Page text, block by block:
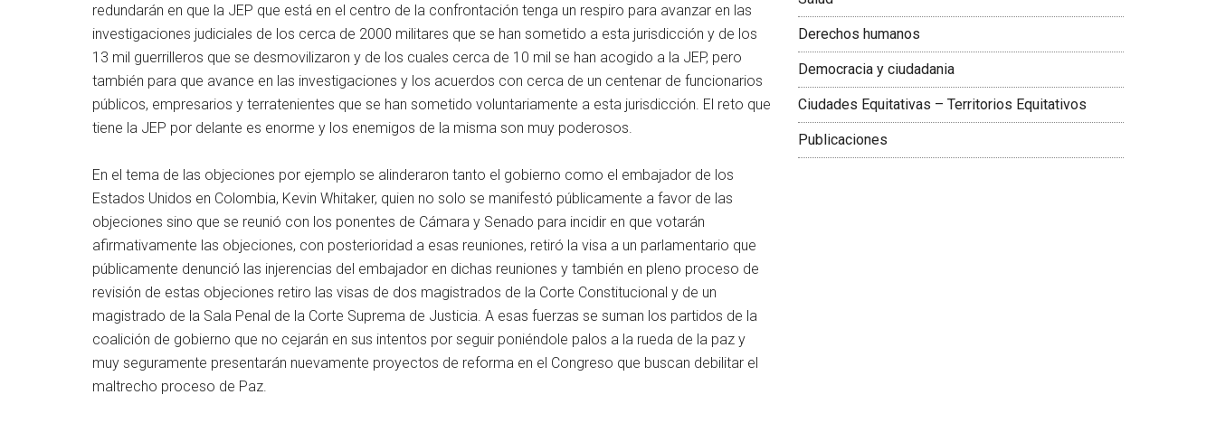
redundarán en que la JEP que está en el centro de la confrontación tenga un respiro para avanzar en las
investigaciones judiciales de los cerca de 2000 militares que se han sometido a esta jurisdicción y de los
13 mil guerrilleros que se desmovilizaron y de los cuales cerca de 10 mil se han acogido a la JEP, pero
también para que avance en las investigaciones y los acuerdos con cerca de un centenar de funcionarios
públicos, empresarios y terratenientes que se han sometido voluntariamente a esta jurisdicción. El reto que
tiene la JEP por delante es enorme y los enemigos de la misma son muy poderosos.
En el tema de las objeciones por ejemplo se alinderaron tanto el gobierno como el embajador de los
Estados Unidos en Colombia, Kevin Whitaker, quien no solo se manifestó públicamente a favor de las
objeciones sino que se reunió con los ponentes de Cámara y Senado para incidir en que votarán
afirmativamente las objeciones, con posterioridad a esas reuniones, retiró la visa a un parlamentario que
públicamente denunció las injerencias del embajador en dichas reuniones y también en pleno proceso de
revisión de estas objeciones retiro las visas de dos magistrados de la Corte Constitucional y de un
magistrado de la Sala Penal de la Corte Suprema de Justicia. A esas fuerzas se suman los partidos de la
coalición de gobierno que no cejarán en sus intentos por seguir poniéndole palos a la rueda de la paz y
muy seguramente presentarán nuevamente proyectos de reforma en el Congreso que buscan debilitar el
maltrecho proceso de Paz.
Derechos humanos
Democracia y ciudadania
Ciudades Equitativas – Territorios Equitativos
Publicaciones